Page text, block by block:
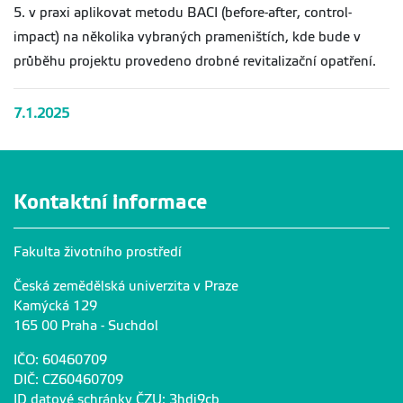
5. v praxi aplikovat metodu BACI (before-after, control-
impact) na několika vybraných prameništích, kde bude v
průběhu projektu provedeno drobné revitalizační opatření.
7.1.2025
Kontaktní informace
Fakulta životního prostředí
Česká zemědělská univerzita v Praze
Kamýcká 129
165 00 Praha - Suchdol
IČO: 60460709
DIČ: CZ60460709
ID datové schránky ČZU: 3hdj9cb